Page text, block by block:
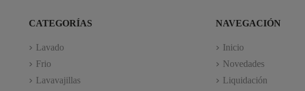
CATEGORÍAS
Lavado
Frio
Lavavajillas
NAVEGACIÓN
Inicio
Novedades
Liquidación